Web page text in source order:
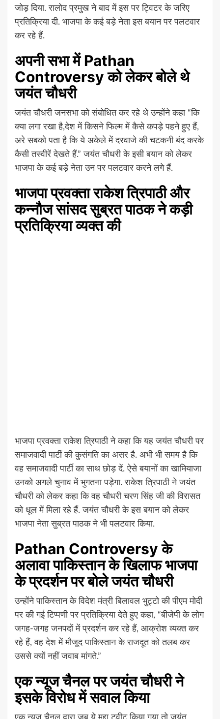
जोड़ दिया. रालोद प्रमुख ने बाद में इस पर ट्विटर के जरिए
प्रतिक्रिया दी. भाजपा के कई बड़े नेता इस बयान पर पलटवार
कर रहे हैं.
अपनी सभा में Pathan
Controversy को लेकर बोले थे
जयंत चौधरी
जयंत चौधरी जनसभा को संबोधित कर रहे थे उन्होंने कहा “कि
क्या लगा रखा है,देश में किसने फिल्म में कैसे कपड़े पहने हुए हैं,
अरे सबको पता है कि ये अकेले में दरवाजे की चटकनी बंद करके
कैसी तस्वीरें देखते हैं.” जयंत चौधरी के इसी बयान को लेकर
भाजपा के कई बड़े नेता उन पर पलटवार करने लगे हैं.
भाजपा प्रवक्ता राकेश त्रिपाठी और
कन्नौज सांसद सुब्रत पाठक ने कड़ी
प्रतिक्रिया व्यक्त की
भाजपा प्रवक्ता राकेश त्रिपाठी ने कहा कि यह जयंत चौधरी पर
समाजवादी पार्टी की कुसंगति का असर है. अभी भी समय है कि
वह समाजवादी पार्टी का साथ छोड़ दें. ऐसे बयानों का खामियाजा
उनको अगले चुनाव में भुगतना पड़ेगा. राकेश त्रिपाठी ने जयंत
चौधरी को लेकर कहा कि वह चौधरी चरण सिंह जी की विरासत
को धूल में मिला रहे हैं. जयंत चौधरी के इस बयान को लेकर
भाजपा नेता सुब्रत पाठक ने भी पलटवार किया.
Pathan Controversy के
अलावा पाकिस्तान के खिलाफ भाजपा
के प्रदर्शन पर बोले जयंत चौधरी
उन्होंने पाकिस्तान के विदेश मंत्री बिलावल भुट्टो की पीएम मोदी
पर की गई टिप्पणी पर प्रतिक्रिया देते हुए कहा, “बीजेपी के लोग
जगह-जगह जनपदों में प्रदर्शन कर रहे हैं, आक्रोश व्यक्त कर
रहे हैं, वह देश में मौजूद पाकिस्तान के राजदूत को तलब कर
उससे क्यों नहीं जवाब मांगते.”
एक न्यूज चैनल पर जयंत चौधरी ने
इसके विरोध में सवाल किया